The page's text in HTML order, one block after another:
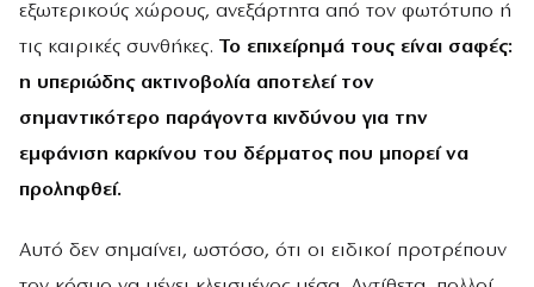
εξωτερικούς χώρους, ανεξάρτητα από τον φωτότυπο ή
τις καιρικές συνθήκες. Το επιχείρημά τους είναι σαφές:
η υπεριώδης ακτινοβολία αποτελεί τον
σημαντικότερο παράγοντα κινδύνου για την
εμφάνιση καρκίνου του δέρματος που μπορεί να
προληφθεί.
Αυτό δεν σημαίνει, ωστόσο, ότι οι ειδικοί προτρέπουν